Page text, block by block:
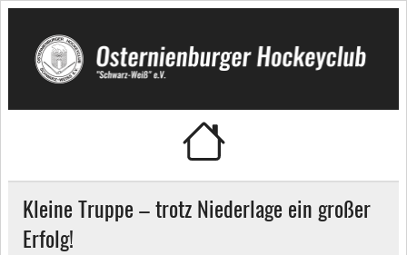
Skip
content
Osternienburger Hockeyclub
Kleine Truppe – trotz Niederlage ein großer
Erfolg!